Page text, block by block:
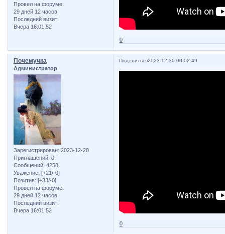
Провел на форуме:
29 дней 12 часов
Последний визит:
Вчера 16:01:52
0
Поделиться2023-12-30 00:02:49
Почемучка
Администратор
Зарегистрирован: 2023-12-20
Приглашений: 0
Сообщений: 4258
Уважение: [+21/-0]
Позитив: [+33/-0]
Провел на форуме:
29 дней 12 часов
Последний визит:
Вчера 16:01:52
0